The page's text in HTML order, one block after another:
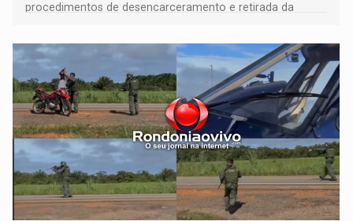
procedimentos de desencarceramento e retirada da